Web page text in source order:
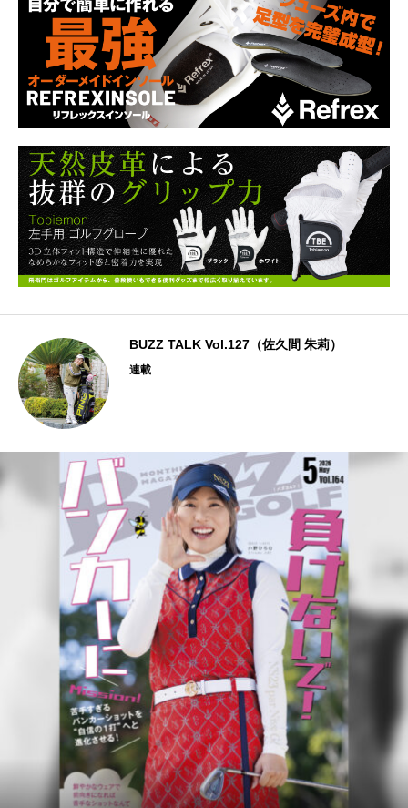
BUZZ TALK Vol.127（佐久間 朱莉）
連載